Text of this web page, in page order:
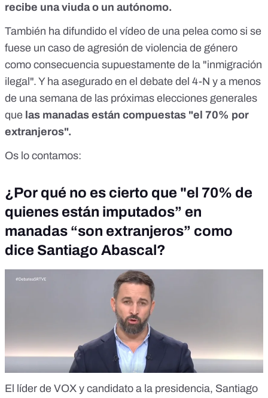
recibe una viuda o un autónomo.
También ha difundido el vídeo de una pelea como si se
fuese un caso de agresión de violencia de género
como consecuencia supuestamente de la "inmigración
ilegal". Y ha asegurado en el debate del 4-N y a menos
de una semana de las próximas elecciones generales
que las manadas están compuestas "el 70% por
extranjeros".
Os lo contamos:
¿Por qué no es cierto que "el 70% de
quienes están imputados” en
manadas “son extranjeros” como
dice Santiago Abascal?
El líder de VOX y candidato a la presidencia, Santiago